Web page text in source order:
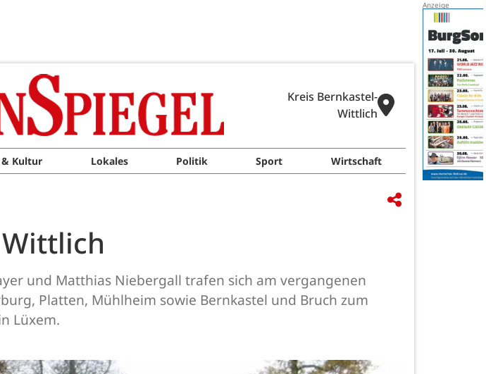
Kreis Bernkastel-
Wittlich
Kultur Lokales Politik Sport Wirtschaft
und Matthias Niebergall trafen sich am vergangenen
Platten, Mühlheim sowie Bernkastel und Bruch zum
Lüxem.